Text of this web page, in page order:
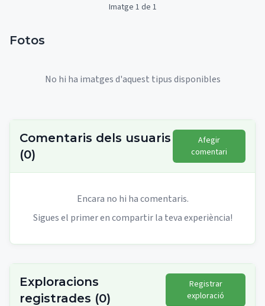
Imatge 1 de 1
Fotos
No hi ha imatges d'aquest tipus disponibles
Comentaris dels usuaris
(0)
Afegir
comentari
Encara no hi ha comentaris.
Sigues el primer en compartir la teva experiència!
Exploracions
registrades (0)
Registrar
exploració